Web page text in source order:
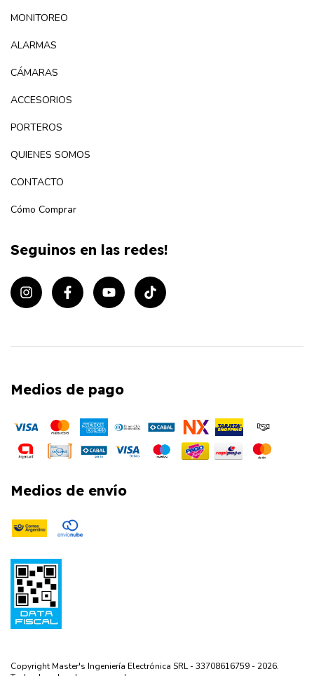
MONITOREO
ALARMAS
CÁMARAS
ACCESORIOS
PORTEROS
QUIENES SOMOS
CONTACTO
Cómo Comprar
Seguinos en las redes!
Medios de pago
Medios de envío
Copyright Master's Ingeniería Electrónica SRL - 33708616759 - 2026.